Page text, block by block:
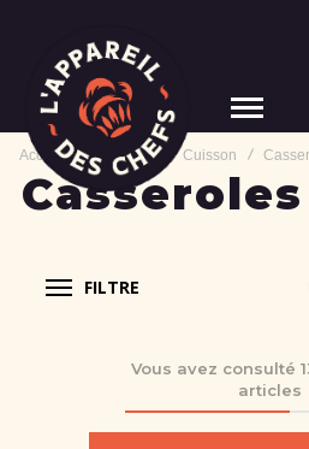
Accueil Matériel Cuisson
Casseroles
FILTRE
Vous avez consulté
articles